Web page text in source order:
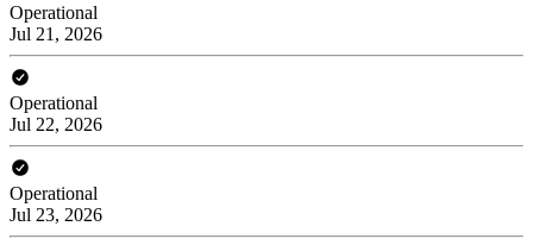
Operational
Jul 21, 2026
Operational
Jul 22, 2026
Operational
Jul 23, 2026